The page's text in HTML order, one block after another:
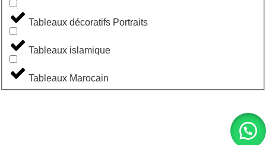
Tableaux décoratifs Portraits
Tableaux islamique
Tableaux Marocain